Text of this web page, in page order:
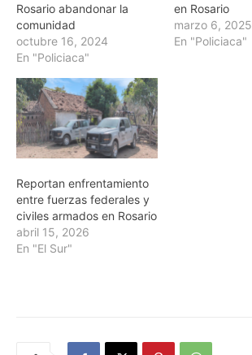
Rosario abandonar la
comunidad
octubre 16, 2024
En "Policiaca"
en Rosario
marzo 6, 2025
En "Policiaca"
Reportan enfrentamiento
entre fuerzas federales y
civiles armados en Rosario
abril 15, 2026
En "El Sur"